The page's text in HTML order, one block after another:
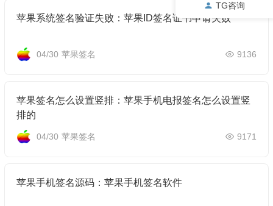
苹果系统签名验证失败：苹果ID签名证书申请失败
04/30 苹果签名 9136
苹果签名怎么设置竖排：苹果手机电报签名怎么设置竖
排的
04/30 苹果签名 9171
苹果手机签名源码：苹果手机签名软件
TG咨询